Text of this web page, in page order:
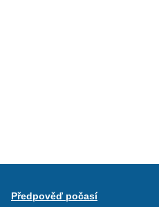
Předpověď počasí